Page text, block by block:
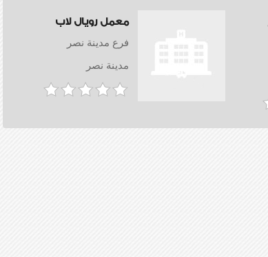
معمل رويال لاب
فرع مدينة نصر
مدينة نصر